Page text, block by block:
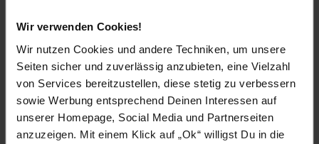
Wir verwenden Cookies!
Wir nutzen Cookies und andere Techniken, um unsere
Seiten sicher und zuverlässig anzubieten, eine Vielzahl
von Services bereitzustellen, diese stetig zu verbessern
sowie Werbung entsprechend Deinen Interessen auf
unserer Homepage, Social Media und Partnerseiten
anzuzeigen. Mit einem Klick auf „Ok“ willigst Du in die
Jetzt Reise buchen
Zum Prospekt